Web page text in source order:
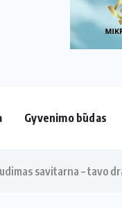
Gyvenimo būdas
savitarna – tavo